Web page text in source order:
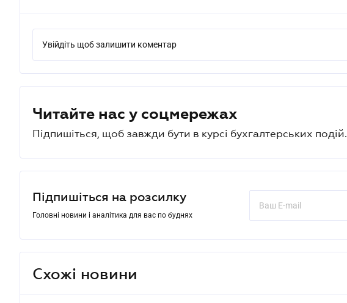
Увійдіть щоб залишити коментар
Читайте нас у соцмережах
Підпишіться, щоб завжди бути в курсі бухгалтерських подій.
Підпишіться на розсилку
Головні новини і аналітика для вас по буднях
Схожі новини